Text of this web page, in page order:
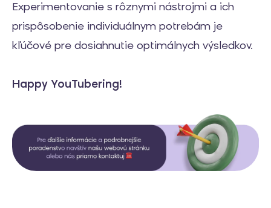
Experimentovanie s rôznymi nástrojmi a ich
prispôsobenie individuálnym potrebám je
kľúčové pre dosiahnutie optimálnych výsledkov.
Happy YouTubering!